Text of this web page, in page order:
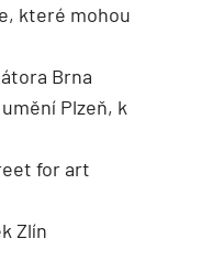
které mohou
Brna
Plzeň, k
for art
Zlín